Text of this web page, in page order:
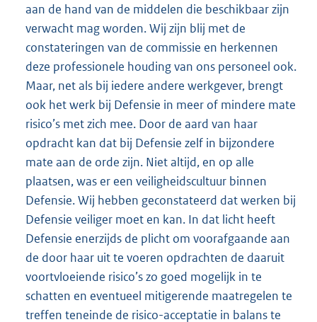
aan de hand van de middelen die beschikbaar zijn
verwacht mag worden. Wij zijn blij met de
constateringen van de commissie en herkennen
deze professionele houding van ons personeel ook.
Maar, net als bij iedere andere werkgever, brengt
ook het werk bij Defensie in meer of mindere mate
risico’s met zich mee. Door de aard van haar
opdracht kan dat bij Defensie zelf in bijzondere
mate aan de orde zijn. Niet altijd, en op alle
plaatsen, was er een veiligheidscultuur binnen
Defensie. Wij hebben geconstateerd dat werken bij
Defensie veiliger moet en kan. In dat licht heeft
Defensie enerzijds de plicht om voorafgaande aan
de door haar uit te voeren opdrachten de daaruit
voortvloeiende risico’s zo goed mogelijk in te
schatten en eventueel mitigerende maatregelen te
treffen teneinde de risico-acceptatie in balans te